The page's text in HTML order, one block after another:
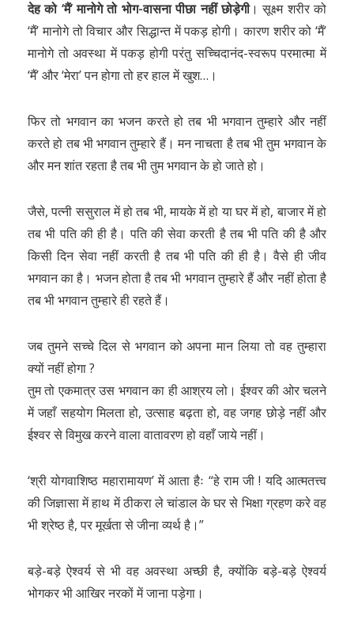
देह को ‘मैं’ मानोगे तो भोग-वासना पीछा नहीं छोड़ेगी। सूक्ष्म शरीर को
‘मैं’ मानोगे तो विचार और सिद्धान्त में पकड़ होगी। कारण शरीर को ‘मैं’
मानोगे तो अवस्था में पकड़ होगी परंतु सच्चिदानंद-स्वरूप परमात्मा में
‘मैं’ और ‘मेरा’ पन होगा तो हर हाल में खुश…।
फिर तो भगवान का भजन करते हो तब भी भगवान तुम्हारे और नहीं
करते हो तब भी भगवान तुम्हारे हैं। मन नाचता है तब भी तुम भगवान के
और मन शांत रहता है तब भी तुम भगवान के हो जाते हो।
जैसे, पत्नी ससुराल में हो तब भी, मायके में हो या घर में हो, बाजार में हो
तब भी पति की ही है। पति की सेवा करती है तब भी पति की है और
किसी दिन सेवा नहीं करती है तब भी पति की ही है। वैसे ही जीव
भगवान का है। भजन होता है तब भी भगवान तुम्हारे हैं और नहीं होता है
तब भी भगवान तुम्हारे ही रहते हैं।
जब तुमने सच्चे दिल से भगवान को अपना मान लिया तो वह तुम्हारा
क्यों नहीं होगा ?
तुम तो एकमात्र उस भगवान का ही आश्रय लो। ईश्वर की ओर चलने
में जहाँ सहयोग मिलता हो, उत्साह बढ़ता हो, वह जगह छोड़े नहीं और
ईश्वर से विमुख करने वाला वातावरण हो वहाँ जाये नहीं।
‘श्री योगवाशिष्ठ महारामायण’ में आता हैः “हे राम जी ! यदि आत्मतत्त्व
की जिज्ञासा में हाथ में ठीकरा ले चांडाल के घर से भिक्षा ग्रहण करे वह
भी श्रेष्ठ है, पर मूर्खता से जीना व्यर्थ है।”
बड़े-बड़े ऐश्वर्य से भी वह अवस्था अच्छी है, क्योंकि बड़े-बड़े ऐश्वर्य
भोगकर भी आखिर नरकों में जाना पड़ेगा।